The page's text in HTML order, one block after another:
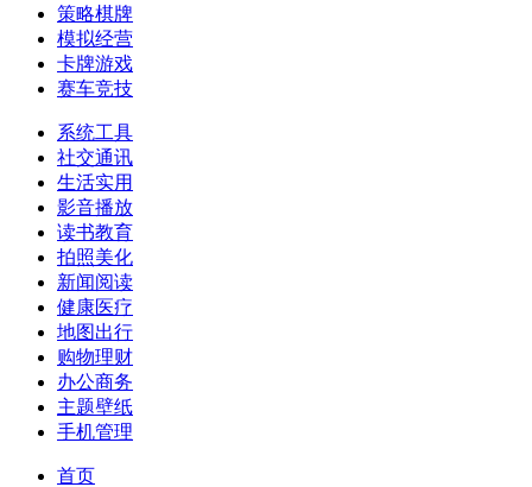
策略棋牌
模拟经营
卡牌游戏
赛车竞技
系统工具
社交通讯
生活实用
影音播放
读书教育
拍照美化
新闻阅读
健康医疗
地图出行
购物理财
办公商务
主题壁纸
手机管理
首页